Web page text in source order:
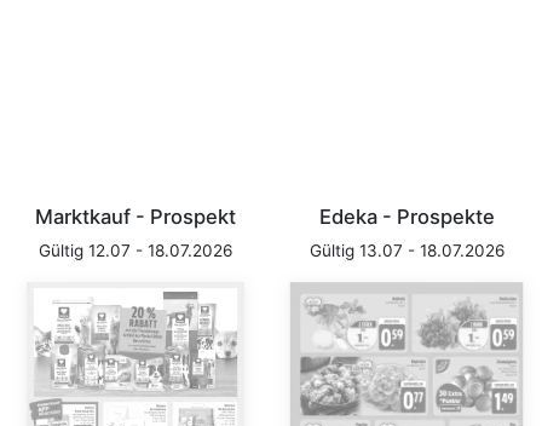
Marktkauf - Prospekt
Gültig 12.07 - 18.07.2026
Edeka - Prospekte
Gültig 13.07 - 18.07.2026